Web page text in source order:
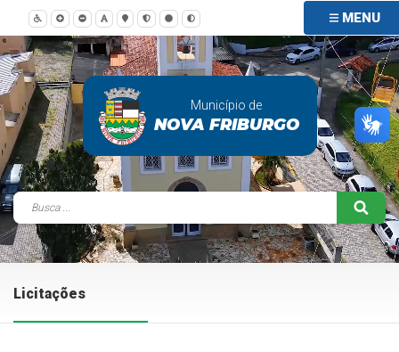
MENU
Município de
NOVA FRIBURGO
Licitações